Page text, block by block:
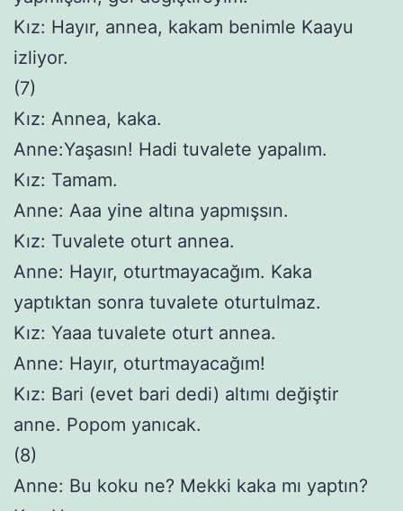
Kız: Hayır, annea, kakam benimle Kaayu
izliyor.
(7)
Kız: Annea, kaka.
Anne:Yaşasın! Hadi tuvalete yapalım.
Kız: Tamam.
Anne: Aaa yine altına yapmışsın.
Kız: Tuvalete oturt annea.
Anne: Hayır, oturtmayacağım. Kaka
yaptıktan sonra tuvalete oturtulmaz.
Kız: Yaaa tuvalete oturt annea.
Anne: Hayır, oturtmayacağım!
Kız: Bari (evet bari dedi) altımı değiştir
anne. Popom yanıcak.
(8)
Anne: Bu koku ne? Mekki kaka mı yaptın?